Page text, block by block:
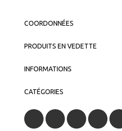
COORDONNÉES
PRODUITS EN VEDETTE
INFORMATIONS
CATÉGORIES